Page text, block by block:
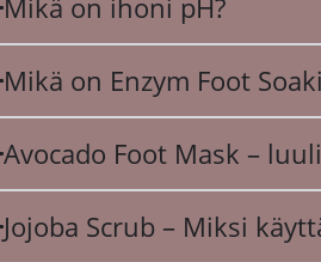
Mikä on ihoni pH?
Mikä on Enzym Foot
Avocado Foot Mask –
Jojoba Scrub – Miksi